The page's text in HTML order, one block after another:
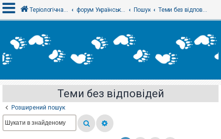
х
і
е
с
т
р
Теріологічна школа форум Українського теріологічного товариства Пошук Теми без відповідей
Теми без відповідей
Розширений пошук